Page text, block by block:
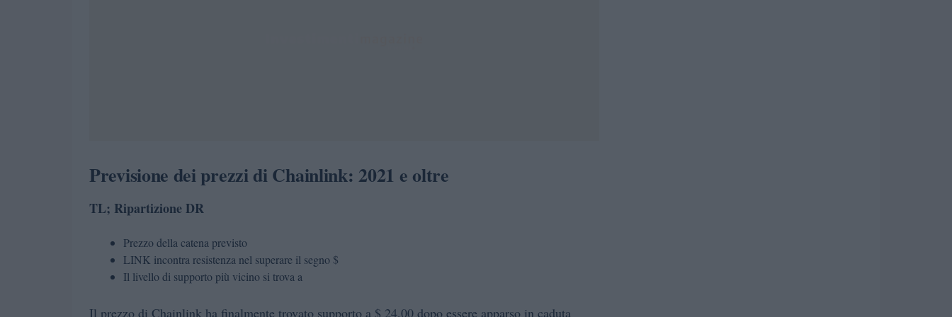
Previsione dei prezzi di Chainlink: 2021 e oltre
TL; Ripartizione DR
Prezzo della catena previsto
LINK incontra resistenza nel superare il segno $
Il livello di supporto più vicino si trova a
Il prezzo di Chainlink ha finalmente trovato supporto a $ 24,00 dopo essere apparso in caduta